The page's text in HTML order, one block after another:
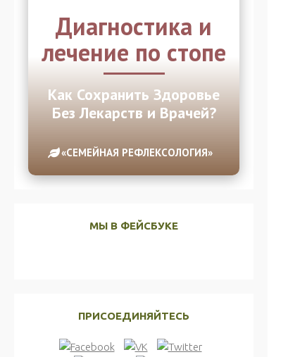
Диагностика и
лечение по стопе
Как Сохранить Здоровье
Без Лекарств и Врачей?
«СЕМЕЙНАЯ РЕФЛЕКСОЛОГИЯ»
МЫ В ФЕЙСБУКЕ
ПРИСОЕДИНЯЙТЕСЬ